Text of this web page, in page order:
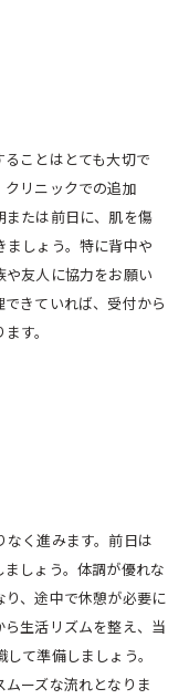
ことはとても大切で
リニックでの追加
たは前日に、肌を傷
しょう。特に背中や
や友人に協力をお願い
きていれば、受付から
す。
く進みます。前日は
しょう。体調が優れな
、途中で休憩が必要に
生活リズムを整え、当
て準備しましょう。
ーズな流れとなりま